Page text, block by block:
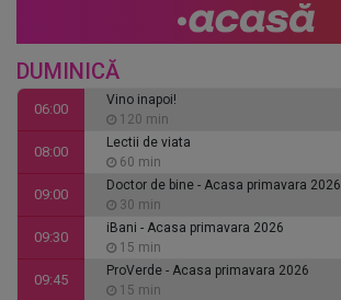
DUMINICĂ
06:00
Vino inapoi!
120 min
08:00
Lectii de viata
60 min
09:00
Doctor de bine - Acasa primavara 2026
30 min
09:30
iBani - Acasa primavara 2026
15 min
09:45
ProVerde - Acasa primavara 2026
15 min